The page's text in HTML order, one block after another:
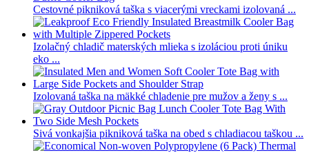
Cestovné pikniková taška s viacerými vreckami izolovaná ...
Izolačný chladič materských mlieka s izoláciou proti úniku
eko ...
Izolovaná taška na mäkké chladenie pre mužov a ženy s ...
Sivá vonkajšia pikniková taška na obed s chladiacou taškou ...